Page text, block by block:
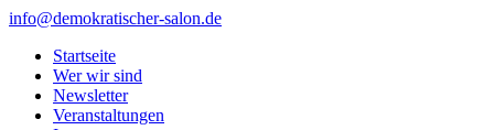
Zum
springen
info@demokratischer-salon.de
Startseite
Wer wir sind
Newsletter
Veranstaltungen